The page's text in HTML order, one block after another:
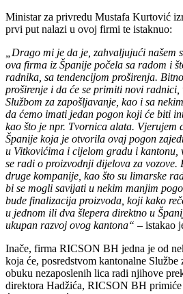
puno veća od onoga što možemo
– kazao je direktor firme Sedin Hadžić.
Ministar za privredu Mustafa Kurtović
prvi put nalazi u ovoj firmi te istaknuo:
„Drago mi je da je, zahvaljujući našem
ova firma iz Španije počela sa radom i
radnika, sa tendencijom proširenja.
proširenje i da će se primiti novi radnici,
Službom za zapošljavanje, kao i sa
da ćemo imati jedan pogon koji će biti
kao što je npr. Tvornica alata. Vjerujem
Španije koja je otvorila ovaj pogon
u Vitkovićima i cijelom gradu i kantonu,
se radi o proizvodnji dijelova za vozove.
druge kompanije, kao što su limarske
bi se mogli savijati u nekim manjim
u jednom ili dva šlepera direktno u
ukupan razvoj ovog kantona“– istakao
Inače, firma RICSON BH jedna je od